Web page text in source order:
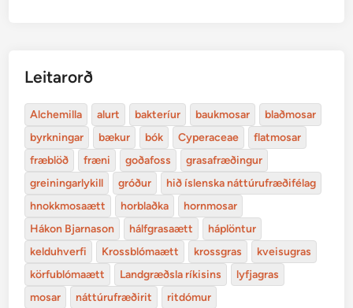
Leitarorð
Alchemilla alurt bakteríur baukmosar
blaðmosar
byrkningar
bækur bók Cyperaceae
flatmosar
fræblöð
fræni goðafoss
grasafræðingur
greiningarlykill
gróður
hið íslenska náttúrufræðifélag
hnokkmosaætt
horblaðka
hornmosar
Hákon Bjarnason
hálfgrasaætt
háplöntur
kelduhverfi
Krossblómaætt krossgras
kveisugras
körfublómaætt
Landgræðsla ríkisins
lyfjagras
mosar
náttúrufræðirit ritdómur